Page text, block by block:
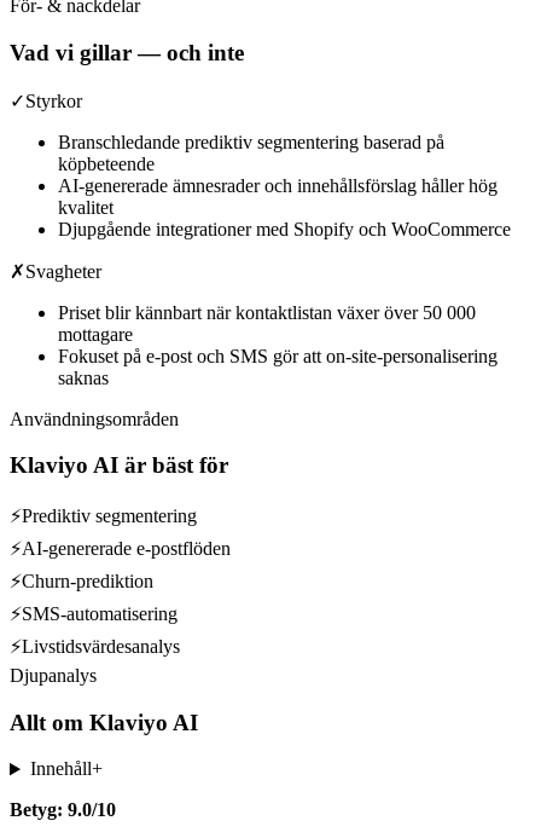
För- & nackdelar
Vad vi gillar — och inte
✓Styrkor
Branschledande prediktiv segmentering baserad på
köpbeteende
AI-genererade ämnesrader och innehållsförslag håller hög
kvalitet
Djupgående integrationer med Shopify och WooCommerce
✗Svagheter
Priset blir kännbart när kontaktlistan växer över 50 000
mottagare
Fokuset på e-post och SMS gör att on-site-personalisering
saknas
Användningsområden
Klaviyo AI är bäst för
⚡Prediktiv segmentering
⚡AI-genererade e-postflöden
⚡Churn-prediktion
⚡SMS-automatisering
⚡Livstidsvärdesanalys
Djupanalys
Allt om Klaviyo AI
Innehåll+
Betyg: 9.0/10